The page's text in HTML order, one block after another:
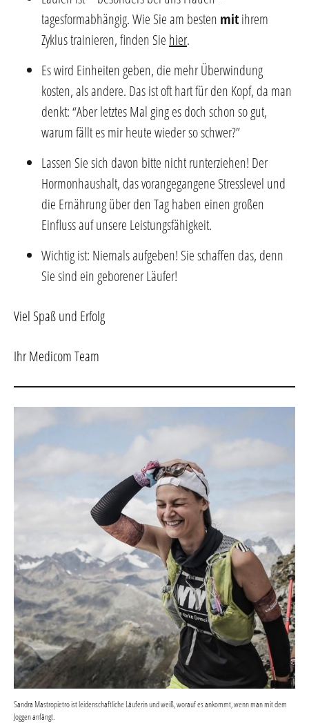
tagesformabhängig. Wie Sie am besten mitihrem
Zyklus trainieren, finden Sie hier.
Es wird Einheiten geben, die mehr Überwindung
kosten, als andere. Das ist oft hart für den Kopf, da man
denkt: “Aber letztes Mal ging es doch schon so gut,
warum fällt es mir heute wieder so schwer?”
Lassen Sie sich davon bitte nicht runterziehen! Der
Hormonhaushalt, das vorangegangene Stresslevel und
die Ernährung über den Tag haben einen großen
Einfluss auf unsere Leistungsfähigkeit.
Wichtig ist: Niemals aufgeben! Sie schaffen das, denn
Sie sind ein geborener Läufer!
Viel Spaß und Erfolg
Ihr Medicom Team
Sandra Mastropietro ist leidenschaftliche Läuferin und weiß, worauf es ankommt, wenn man mit dem
Joggen anfängt.